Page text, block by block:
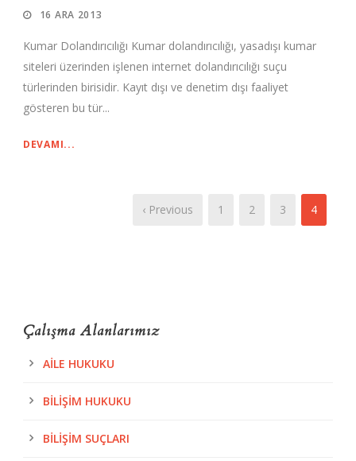
16 ARA 2013
Kumar Dolandırıcılığı Kumar dolandırıcılığı, yasadışı kumar
siteleri üzerinden işlenen internet dolandırıcılığı suçu
türlerinden birisidir. Kayıt dışı ve denetim dışı faaliyet
gösteren bu tür...
DEVAMI...
‹ Previous 1 2 3 4
Çalışma Alanlarımız
AILE HUKUKU
BILIŞIM HUKUKU
BILIŞIM SUÇLARI